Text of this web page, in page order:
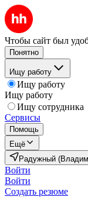
Чтобы сайт был
Понятно
Ищу работу
Ищу работу
Ищу работу
Ищу сотрудника
Сервисы
Помощь
Ещё
Радужный
Войти
Войти
Создать резюме